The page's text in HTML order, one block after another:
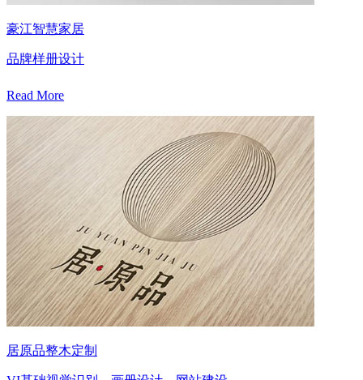
豪江智慧家居
品牌样册设计
Read More
居原品整木定制